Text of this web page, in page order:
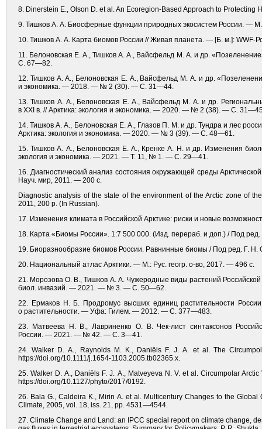
8. Dinerstein E., Olson D. et al. An Ecoregion-Based Approach to
9. Тишков А. А. Биосферные функции природных экосистем России. —
10. Тишков А. А. Карта биомов России // Живая планета. — [Б. м.]: WWF-
11. Белоновская Е. А., Тишков А. А., Вайсфельд М. А. и др.
C. 67—82.
12. Тишков А. А., Белоновская Е. А., Вайсфельд М. А. и др.
и экономика. — 2018. — № 2 (30). — С. 31—44.
13. Тишков А. А., Белоновская Е. А., Вайсфельд М. А. и др.
в XXI в. // Арктика: экология и экономика. — 2020. — № 2 (38). — С.
14. Тишков А. А., Белоновская Е. А., Глазов П. М. и др. Тундра и лес
Арктика: экология и экономика. — 2020. — № 3 (39). — С. 48—61.
15. Тишков А. А., Белоновская Е. А., Кренке А. Н. и др. Изменения
экология и экономика. — 2021. — Т. 11, № 1. — С. 29—41.
16. Диагностический анализ состояния окружающей среды
Науч. мир, 2011. — 200 с.
Diagnostic analysis of the state of the environment of the Arctic zone of
2011, 200 p. (In Russian).
17. Изменения климата в Российской Арктике: риски и новые
18. Карта «Биомы России». 1:7 500 000. (Изд. перераб. и доп.) / Под
19. Биоразнообразие биомов России. Равнинные биомы / Под ред. Г.
20. Национальный атлас Арктики. — М.: Рус. геогр. о-во, 2017. — 496 с.
21. Морозова О. В., Тишков А. А. Чужеродные виды растений
биол. инвазий. — 2021. — № 3. — С. 50—62.
22. Ермаков Н. Б. Продромус высших единиц растительности
о растительности. — Уфа: Гилем. — 2012. — С. 377—483.
23. Матвеева Н. В., Лавриненко О. В. Чек-лист синтаксонов
России. — 2021. — № 42. — С. 3—41.
24. Walker D. A., Raynolds M. K., Daniëls F. J. A. et al. The
https://doi.org/10.1111/j.1654-1103.2005.tb02365.x.
25. Walker D. A., Daniëls F. J. A., Matveyeva N. V. et al. Circumpolar
https://doi.org/10.1127/phyto/2017/0192.
26. Bala G., Caldeira K., Mirin A. et al. Multicentury Changes to the
Climate, 2005, vol. 18, iss. 21, pp. 4531—4544.
27. Climate Change and Land: an IPCC special report on climate change,